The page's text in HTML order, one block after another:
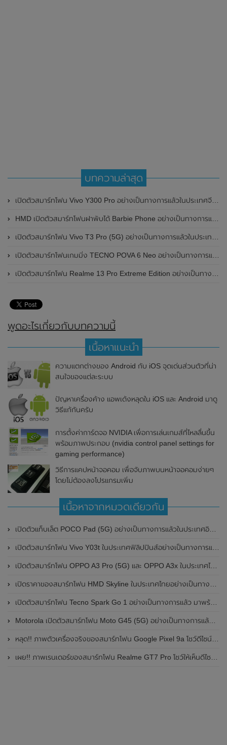
บทความล่าสุด
เปิดตัวสมาร์ทโฟน Vivo Y300 Pro อย่างเป็นทางการแล้วในประเทศจีน มาพร้อมดีไซน์พรีเมี่ยม ทนทาน และแบตเตอรี่สุดอึดขนาดใหญ่ 6,500mAh พร้อมรองรับการชาร์จไว 80W
HMD เปิดตัวสมาร์ทโฟนฝาพับได้ Barbie Phone อย่างเป็นทางการแล้ว มาพร้อมธีมสีชมพูสดใส
เปิดตัวสมาร์ทโฟน Vivo T3 Pro (5G) อย่างเป็นทางการแล้วในประเทศอินเดีย
เปิดตัวสมาร์ทโฟนเกมมิ่ง TECNO POVA 6 Neo อย่างเป็นทางการแล้วในประเทศไทย ในราคา 8,499 บาท
เปิดตัวสมาร์ทโฟน Realme 13 Pro Extreme Edition อย่างเป็นทางการแล้วในประเทศจีน
พูดอะไรเกี่ยวกับบทความนี้
เนื้อหาแนะนำ
ความแตกต่างของ Android กับ iOS จุดเด่นส่วนตัวที่น่า
สนใจของแต่ละระบบ
ปัญหาเครื่องค้าง แอพเด้งหลุดใน iOS และ Android มาดู
วิธีแก้กันครับ
การตั้งค่าการ์ดจอ NVIDIA เพื่อการเล่นเกมส์ที่ไหลลื่นขึ้น
พร้อมภาพประกอบ (nvidia control panel settings for
gaming performance)
วิธีการแคปหน้าจอคอม เพื่อจับภาพบนหน้าจอคอมง่ายๆ
โดยไม่ต้องลงโปรแกรมเพิ่ม
เนื้อหาจากหมวดเดียวกัน
เปิดตัวแท็บเล็ต POCO Pad (5G) อย่างเป็นทางการแล้วในประเทศอินเดีย มาพร้อมชิปเซ็ต Snapdragon 7s Gen 2 ของ Qualcomm และรองรับเครือข่าย 5G
เปิดตัวสมาร์ทโฟน Vivo Y03t ในประเทศฟิลิปปินส์อย่างเป็นทางการแล้ว มาพร้อมชิปเซ็ต Unisoc T612 , กล้องหลัง ความละเอียด 13MP , แบตเตอรี่ 5,000mAh และหน้าจอแสดงผล LCD / 90Hz
เปิดตัวสมาร์ทโฟน OPPO A3 Pro (5G) และ OPPO A3x ในประเทศไทยอย่างเป็นทางการแล้ว ในราคาเริ่มต้นเพียง 3,999 บาท
เปิดราคาของสมาร์ทโฟน HMD Skyline ในประเทศไทยอย่างเป็นทางการแล้ว ราคา 14,990 บาท
เปิดตัวสมาร์ทโฟน Tecno Spark Go 1 อย่างเป็นทางการแล้ว มาพร้อมหน้าจอแสดงผล LCD / 120Hz , แบตเตอรี่ 5,000mAh และใช้ชิปเซ็ต Unisoc
Motorola เปิดตัวสมาร์ทโฟน Moto G45 (5G) อย่างเป็นทางการแล้วในอินเดีย
หลุด!! ภาพตัวเครื่องจริงของสมาร์ทโฟน Google Pixel 9a โชว์ดีไซน์ใหม่ กล้องหลังแบนราบ ไม่มีกรอบของกล้องแล้ว
เผย!! ภาพเรนเดอร์ของสมาร์ทโฟน Realme GT7 Pro โชว์ให้เห็นดีไซน์ใหม่ พร้อมเผยรายละเอียดสเปกที่สำคัญบางส่วน